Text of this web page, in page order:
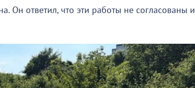
Он ответил, что эти работы не согласованы и